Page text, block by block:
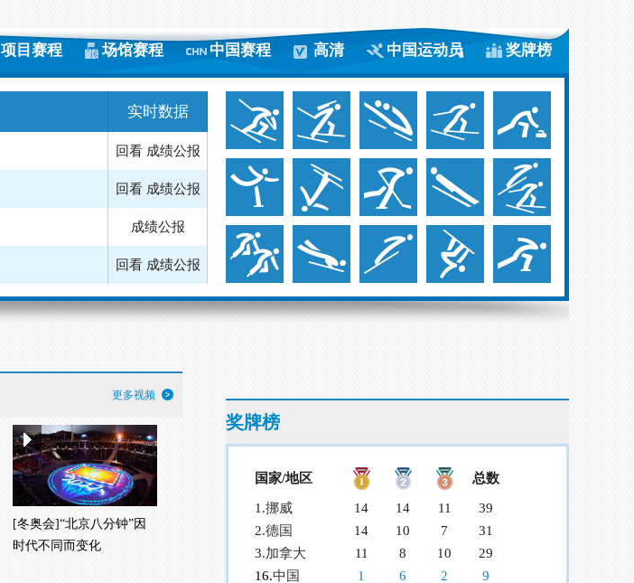
项目赛程 场馆赛程 中国赛程 高清 中国运动员 奖牌榜
实时数据
回看 成绩公报
回看 成绩公报
成绩公报
回看 成绩公报
回看 成绩公报
更多视频
[冬奥会]“北京八分钟”因
时代不同而变化
奖牌榜
国家/地区 总数
1.挪威 14 14 11
39
2.德国 14 10 7
31
3.加拿大 11 8 10
29
16.中国 1 6 2 9